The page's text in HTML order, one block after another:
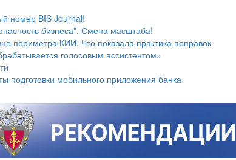
номер BIS Journal!
бизнеса". Смена масштаба!
периметра КИИ. Что показала практика поправок
голосовым ассистентом»
подготовки мобильного приложения банка